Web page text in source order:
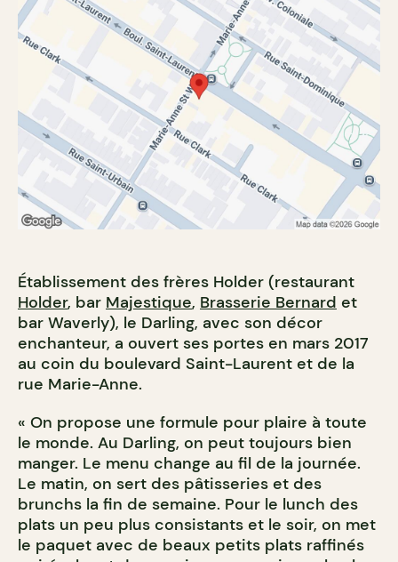
Établissement des frères Holder (restaurant
Holder, bar Majestique, Brasserie Bernard et
bar Waverly), le Darling, avec son décor
enchanteur, a ouvert ses portes en mars 2017
au coin du boulevard Saint-Laurent et de la
rue Marie-Anne.
« On propose une formule pour plaire à toute
le monde. Au Darling, on peut toujours bien
manger. Le menu change au fil de la journée.
Le matin, on sert des pâtisseries et des
brunchs la fin de semaine. Pour le lunch des
plats un peu plus consistants et le soir, on met
le paquet avec de beaux petits plats raffinés